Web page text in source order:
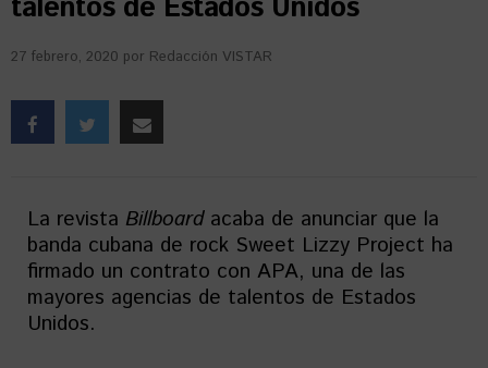
talentos de Estados Unidos
27 febrero, 2020 por Redacción VISTAR
La revista Billboardacaba de anunciar que la
banda cubana de rock Sweet Lizzy Project ha
firmado un contrato con APA, una de las
mayores agencias de talentos de Estados
Unidos.